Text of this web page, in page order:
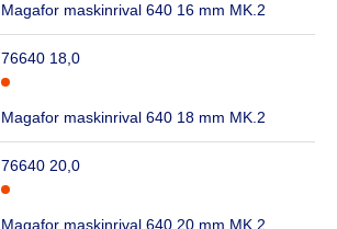
Magafor maskinrival 640 16 mm MK.2
76640 18,0
Magafor maskinrival 640 18 mm MK.2
76640 20,0
Magafor maskinrival 640 20 mm MK.2